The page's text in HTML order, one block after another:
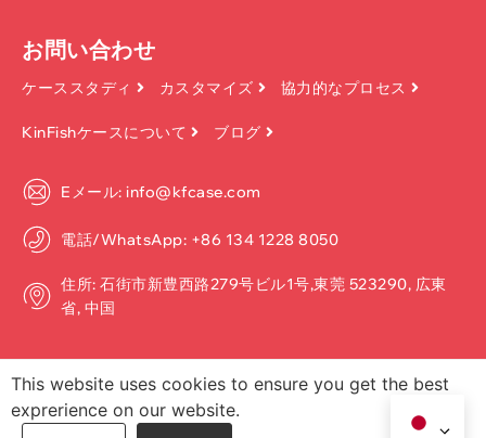
お問い合わせ
ケーススタディ カスタマイズ 協力的なプロセス
KinFishケースについて ブログ
Eメール: info@kfcase.com
電話/WhatsApp: +86 134 1228 8050
住所: 石街市新豊西路279号ビル1号,東莞 523290, 広東
省, 中国
著作権 ©2026, Dongguan Kinfish Technology Co.、Ltd. 無断転載を禁
This website uses cookies to ensure you get the best
exprerience on our website.